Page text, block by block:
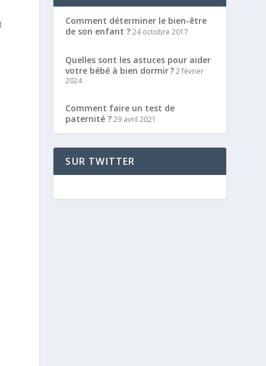
Comment déterminer le bien-être
de son enfant ?24 octobre 2017
Quelles sont les astuces pour aider
votre bébé à bien dormir ?2 février
2024
Comment faire un test de
paternité ?29 avril 2021
SUR TWITTER